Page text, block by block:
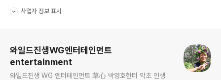
사업자 정보 표시
와일드진생WG엔터테인먼트
entertainment
와일드진생 WG 엔터테인먼트 草心 박영호헌터 약초 인생